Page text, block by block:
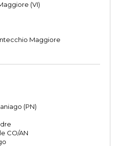
(VI)
Maggiore
(PN)
CO/AN